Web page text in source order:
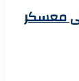
فى معسكر